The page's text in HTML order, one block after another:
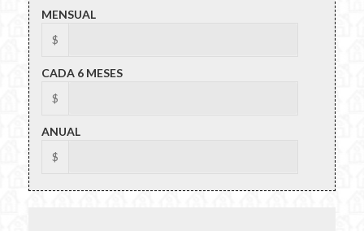
MENSUAL
$
CADA 6 MESES
$
ANUAL
$